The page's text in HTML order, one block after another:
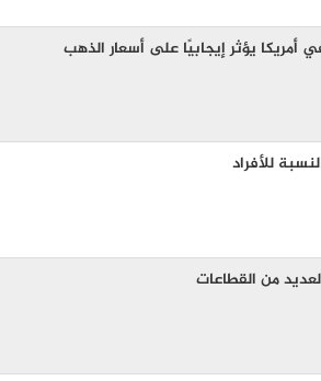
يؤثر إيجابيًا على أسعار الذهب
للأفراد
من القطاعات